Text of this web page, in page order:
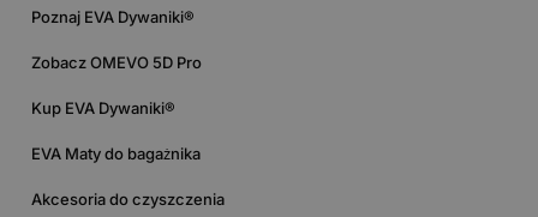
Poznaj EVA Dywaniki®
Zobacz OMEVO 5D Pro
Kup EVA Dywaniki®
EVA Maty do bagażnika
Akcesoria do czyszczenia